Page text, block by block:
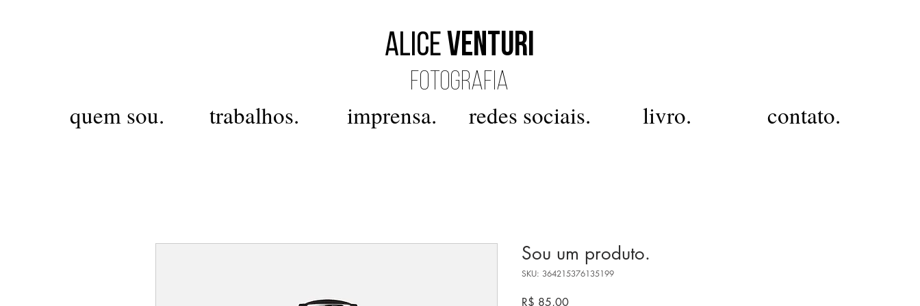
AliceVenturi
FOTOGRAFIA
quem sou. trabalhos. imprensa. redes sociais. livro. contato.
Sou um produto.
SKU: 364215376135199
R$ 85,00Preço